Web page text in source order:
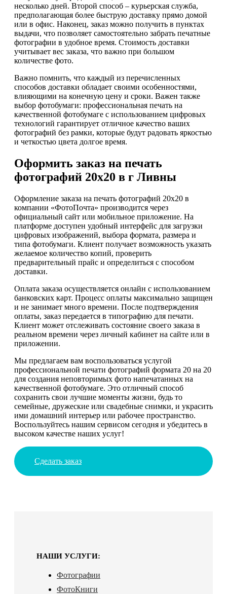
несколько дней. Второй способ – курьерская служба,
предполагающая более быструю доставку прямо домой
или в офис. Наконец, заказ можно получить в пунктах
выдачи, что позволяет самостоятельно забрать печатные
фотографии в удобное время. Стоимость доставки
учитывает вес заказа, что важно при большом
количестве фото.
Важно помнить, что каждый из перечисленных
способов доставки обладает своими особенностями,
влияющими на конечную цену и сроки. Важен также
выбор фотобумаги: профессиональная печать на
качественной фотобумаге с использованием цифровых
технологий гарантирует отличное качество ваших
фотографий без рамки, которые будут радовать яркостью
и четкостью цвета долгое время.
Оформить заказ на печать
фотографий 20х20 в г Ливны
Оформление заказа на печать фотографий 20х20 в
компании «ФотоПочта» производится через
официальный сайт или мобильное приложение. На
платформе доступен удобный интерфейс для загрузки
цифровых изображений, выбора формата, размера и
типа фотобумаги. Клиент получает возможность указать
желаемое количество копий, проверить
предварительный прайс и определиться с способом
доставки.
Оплата заказа осуществляется онлайн с использованием
банковских карт. Процесс оплаты максимально защищен
и не занимает много времени. После подтверждения
оплаты, заказ передается в типографию для печати.
Клиент может отслеживать состояние своего заказа в
реальном времени через личный кабинет на сайте или в
приложении.
Мы предлагаем вам воспользоваться услугой
профессиональной печати фотографий формата 20 на 20
для создания неповторимых фото напечатанных на
качественной фотобумаге. Это отличный способ
сохранить свои лучшие моменты жизни, будь то
семейные, дружеские или свадебные снимки, и украсить
ими домашний интерьер или рабочее пространство.
Воспользуйтесь нашим сервисом сегодня и убедитесь в
высоком качестве наших услуг!
Сделать заказ
НАШИ УСЛУГИ:
Фотографии
ФотоКниги